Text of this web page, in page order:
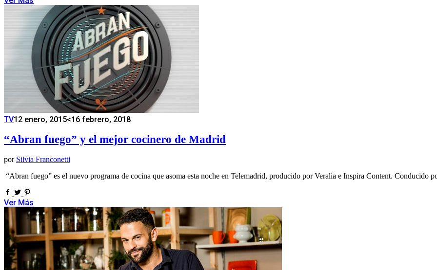
TV12 enero, 2015<16 febrero, 2018
“Abran fuego” y el mejor cocinero de Madrid
por Silvia Franconetti
“Abran fuego” es el nuevo programa de cocina que asoma esta noche en Telemadrid, producido por Veralia e Inspira Content. Conducido
Ver Más